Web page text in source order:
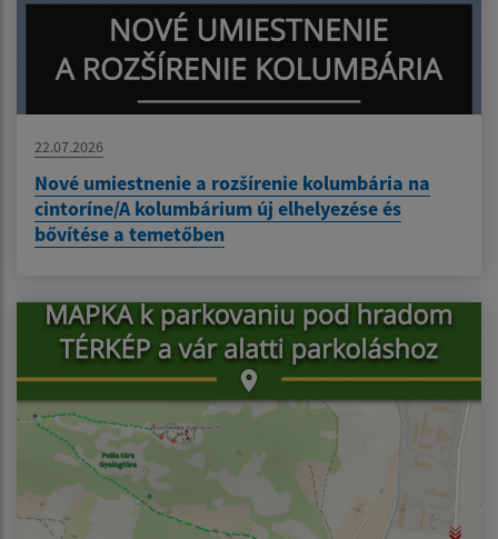
22.07.2026
Nové umiestnenie a rozšírenie kolumbária na
cintoríne/A kolumbárium új elhelyezése és
bővítése a temetőben